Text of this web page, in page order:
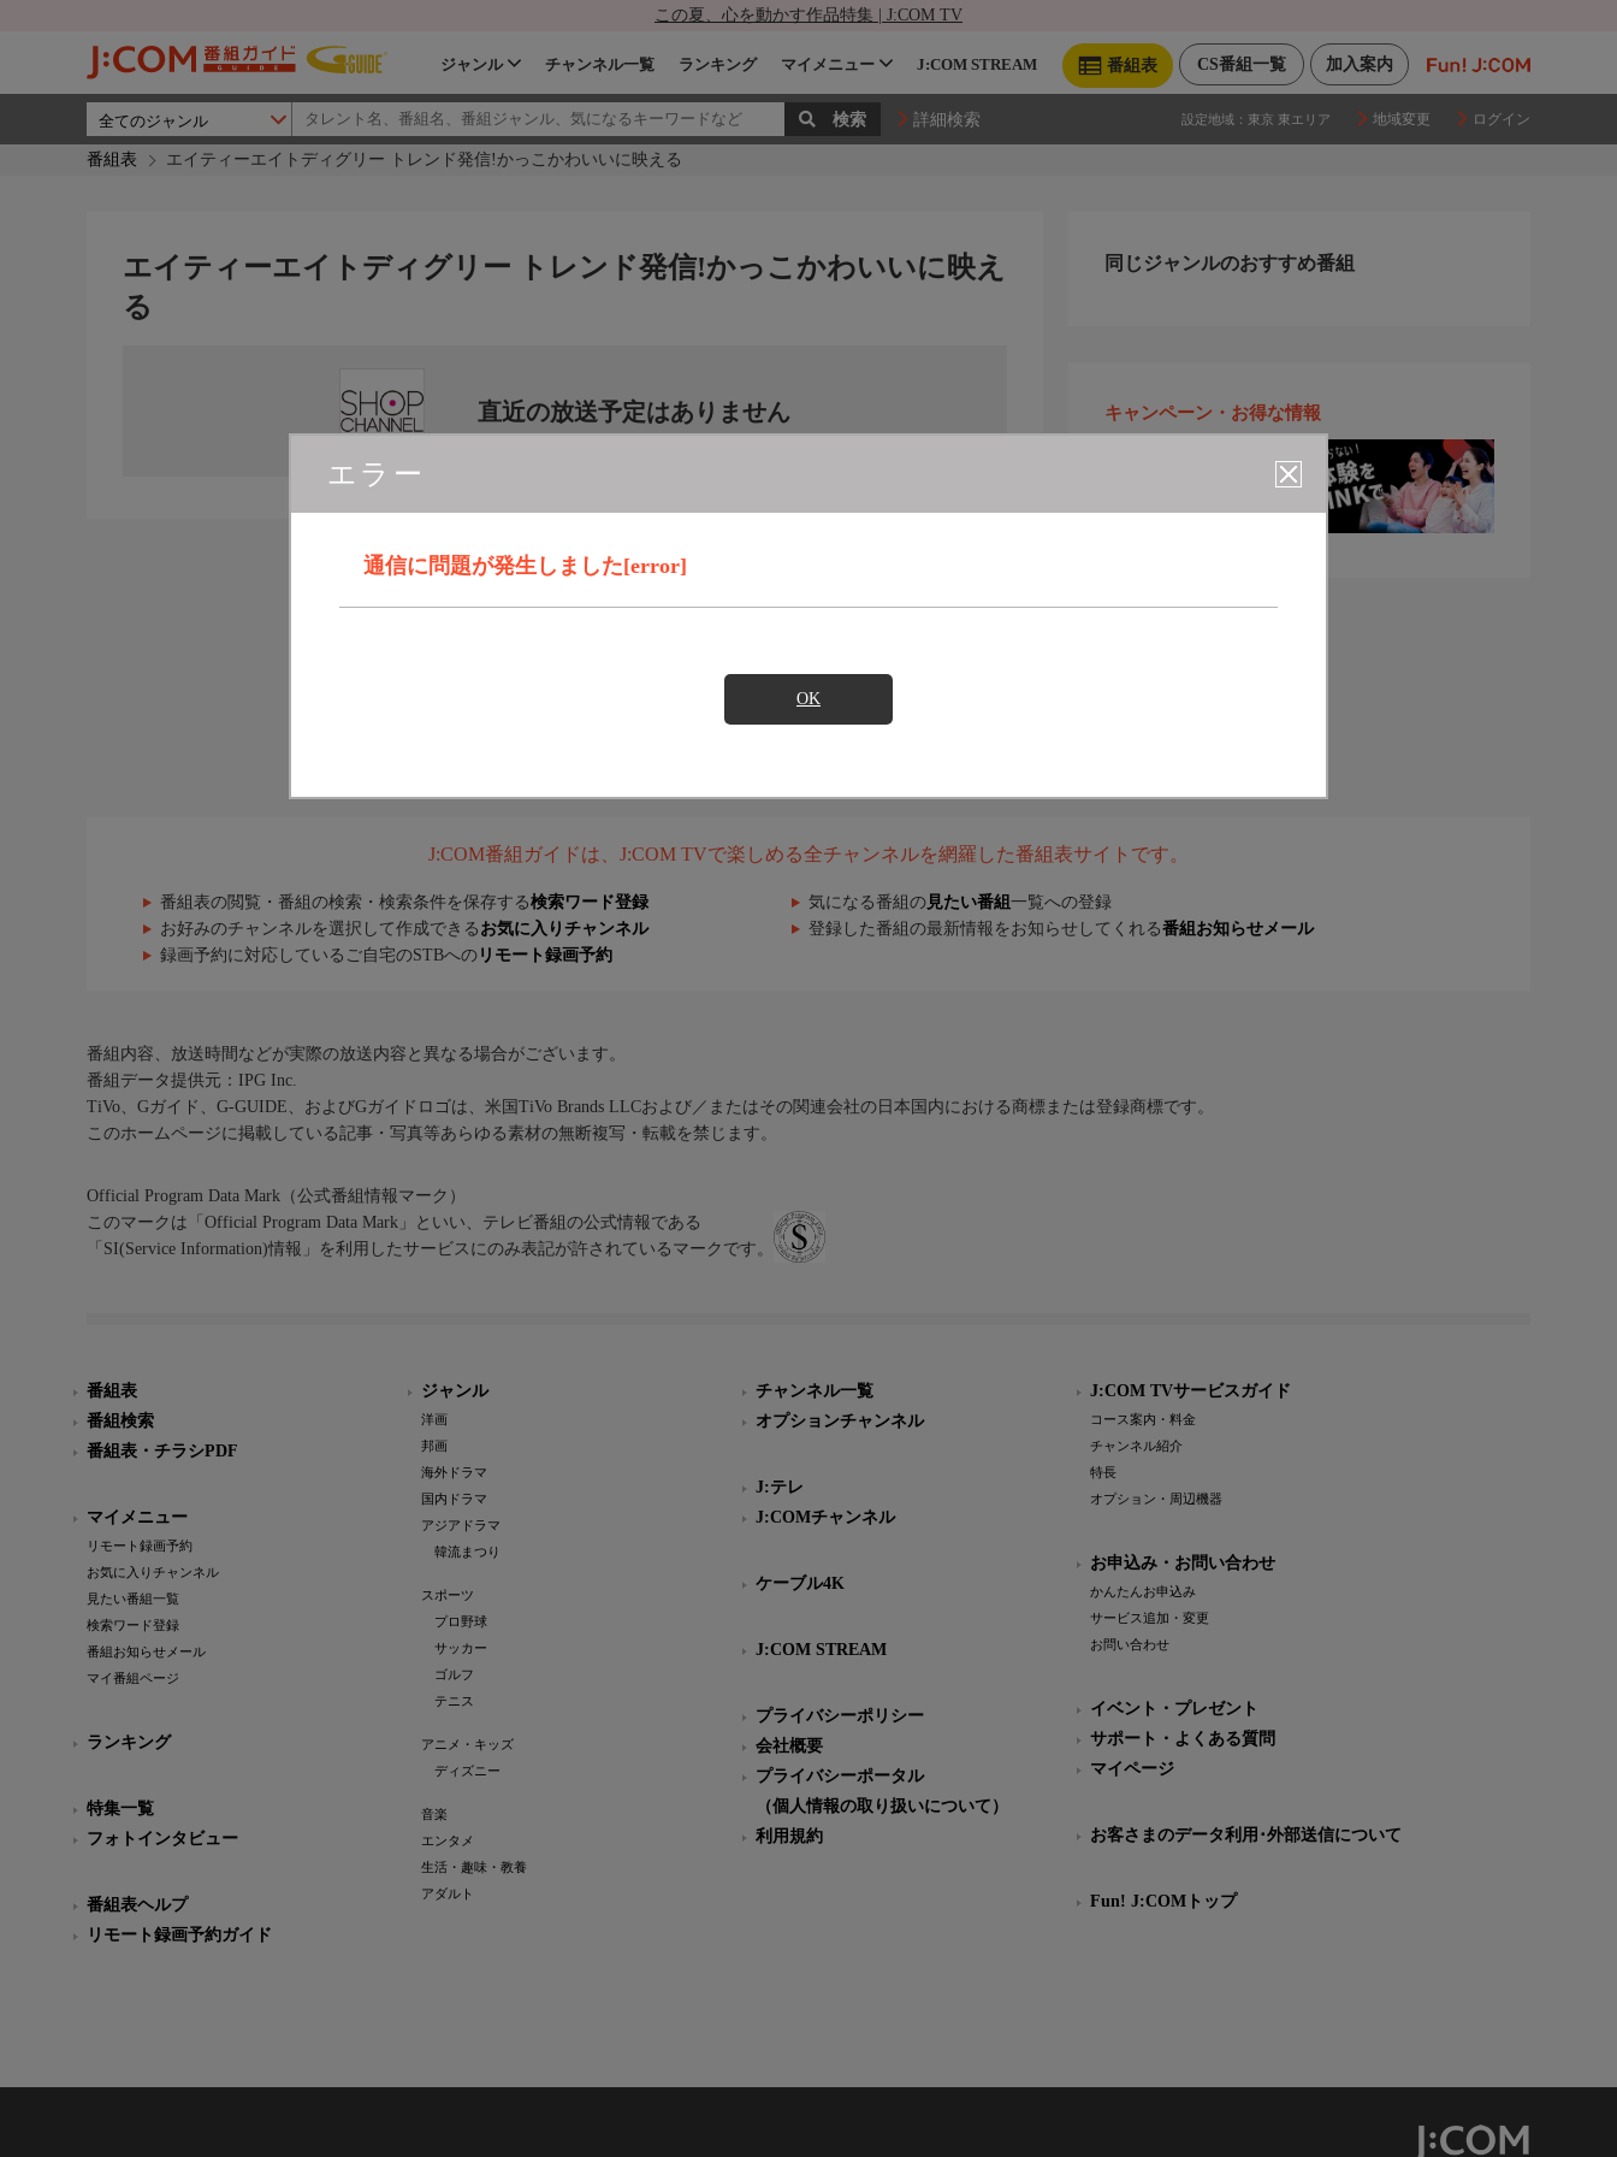
この夏、心を動かす作品特集 | J:COM TV
加入案内
CS番組一覧
番組表
ジャンル チャンネル一覧 ランキング マイメニュー J:COM STREAM
詳細検索 設定地域： 東京 東エリア 地域変更 ログイン
番組表 エイティーエイトディグリー トレンド発信!かっこかわいいに映える
エラー
通信に問題が発生しました[error]
OK
エイティーエイトディグリー トレンド発信!かっこかわいいに映え
る
直近の放送予定はありません
同じジャンルのおすすめ番組
キャンペーン・お得な情報
J:COM番組ガイドは、J:COM TVで楽しめる全チャンネルを網羅した番組表サイトです。
番組表の閲覧・番組の検索・検索条件を保存する検索ワード登録 気になる番組の 見たい番組 一覧への登録
お好みのチャンネルを選択して作成できる お気に入りチャンネル 登録した番組の最新情報をお知らせしてくれる番組お知らせメール
録画予約に対応しているご自宅のSTBへの リモート録画予約
番組内容、放送時間などが実際の放送内容と異なる場合がございます。
番組データ提供元：IPG Inc.
TiVo、Gガイド、G-GUIDE、およびGガイドロゴは、米国TiVo Brands LLCおよび／またはその関連会社の日本国内における商標または登録商標です。
このホームページに掲載している記事・写真等あらゆる素材の無断複写・転載を禁じます。
Official Program Data Mark（公式番組情報マーク）
このマークは「Official Program Data Mark」といい、テレビ番組の公式情報である
「SI(Service Information)情報」を利用したサービスにのみ表記が許されているマークです。
番組表
番組検索
番組表・チラシPDF
マイメニュー
リモート録画予約
お気に入りチャンネル
見たい番組一覧
検索ワード登録
番組お知らせメール
マイ番組ページ
ランキング
特集一覧
フォトインタビュー
番組表ヘルプ
リモート録画予約ガイド
ジャンル
洋画
邦画
海外ドラマ
国内ドラマ
アジアドラマ
韓流まつり
スポーツ
プロ野球
サッカー
ゴルフ
テニス
アニメ・キッズ
ディズニー
音楽
エンタメ
生活・趣味・教養
アダルト
チャンネル一覧
オプションチャンネル
J:テレ
J:COMチャンネル
ケーブル4K
J:COM STREAM
プライバシーポリシー
会社概要
プライバシーポータル
（個人情報の取り扱いについて）
利用規約
J:COM TVサービスガイド
コース案内・料金
チャンネル紹介
特長
オプション・周辺機器
お申込み・お問い合わせ
かんたんお申込み
サービス追加・変更
お問い合わせ
イベント・プレゼント
サポート・よくある質問
マイページ
お客さまのデータ利用･外部送信について
Fun! J:COMトップ